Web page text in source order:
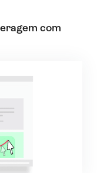
com